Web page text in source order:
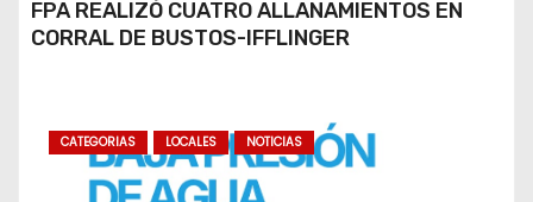
FPA REALIZÓ CUATRO ALLANAMIENTOS EN
CORRAL DE BUSTOS-IFFLINGER
CATEGORIAS LOCALES NOTICIAS